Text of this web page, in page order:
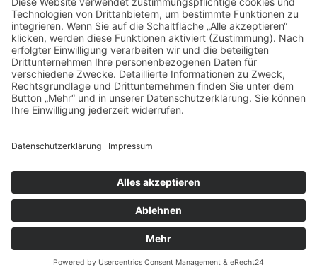
Home
Kontakt
AGB
Datenschutzerklärung
Impressum
Anschrift
BSI Vertriebs GmbH
Telefax: 004961521873727
E-Mail: info@bsivertrieb.de
© 2025 BSI Vertriebs GmbH | Alle Rechte vorbehalten